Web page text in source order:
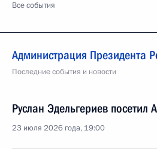
Все события
Администрация Президента
Последние события и новости
Руслан Эдельгериев посетил
23 июля 2026 года, 19:00